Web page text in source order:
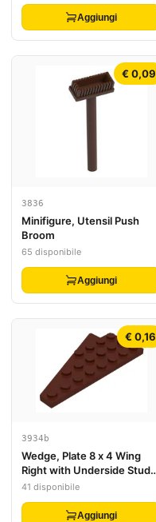
Aggiungi
€ 0,09
3836
Minifigure, Utensil Push
Broom
65 disponibile
Aggiungi
€ 0,16
3934b
Wedge, Plate 8 x 4 Wing
Right with Underside Stud
Notch
41 disponibile
Aggiungi